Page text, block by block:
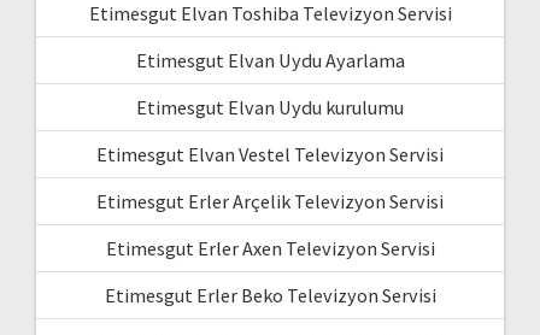
Etimesgut Elvan Toshiba Televizyon Servisi
Etimesgut Elvan Uydu Ayarlama
Etimesgut Elvan Uydu kurulumu
Etimesgut Elvan Vestel Televizyon Servisi
Etimesgut Erler Arçelik Televizyon Servisi
Etimesgut Erler Axen Televizyon Servisi
Etimesgut Erler Beko Televizyon Servisi